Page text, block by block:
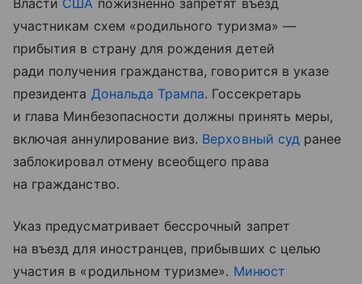
Власти США пожизненно запретят въезд
участникам схем «родильного туризма» —
прибытия в страну для рождения детей
ради получения гражданства, говорится в указе
президента Дональда Трампа. Госсекретарь
и глава Минбезопасности должны принять меры,
включая аннулирование виз. Верховный судранее
заблокировал отмену всеобщего права
на гражданство.
Указ предусматривает бессрочный запрет
на въезд для иностранцев, прибывших с целью
участия в «родильном туризме». Минюст